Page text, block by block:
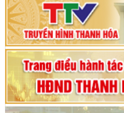
Bế mạc Kỳ họp thứ
tỉnh khoá XVIII